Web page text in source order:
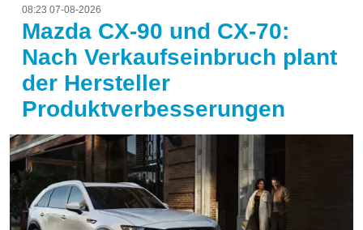
08:23 07-08-2026
Mazda CX-90 und CX-70:
Nach Verkaufseinbruch plant
der Hersteller
Produktverbesserungen